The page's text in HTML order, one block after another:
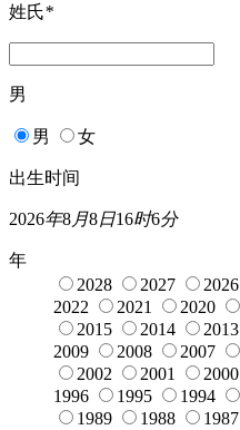
姓氏*
男
男 女
出生时间
2026年8月8日16时6分
年
2028
2027 2026
2022
2021 2020
2015
2014 2013
2009
2008 2007
2002
2001 2000
1996
1995 1994
1989
1988 1987